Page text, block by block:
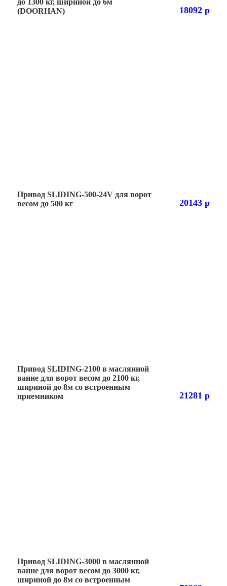
(DOORHAN)
18092 р
Привод SLIDING-500-24V для ворот
весом до 500 кг
20143 р
Привод SLIDING-2100 в маслянной
ванне для ворот весом до 2100 кг,
шириной до 8м со встроенным
приемником
21281 р
Привод SLIDING-3000 в маслянной
ванне для ворот весом до 3000 кг,
шириной до 8м со встроенным